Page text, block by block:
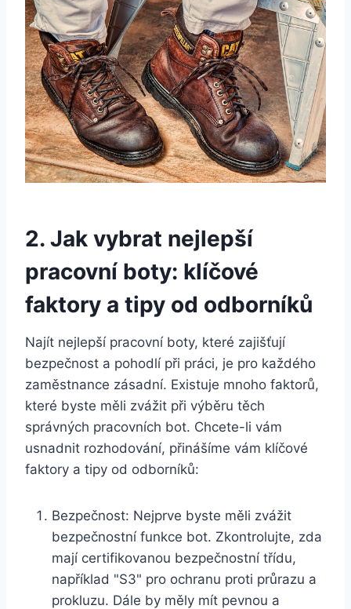
2. Jak⁤ vybrat nejlepší
pracovní⁢ boty:⁢ klíčové
faktory a tipy od⁤ odborníků
Najít nejlepší pracovní boty, které​ zajišťují
bezpečnost a ⁢pohodlí⁤ při práci, je⁢ pro každého
zaměstnance zásadní. Existuje mnoho⁤ faktorů,
které‍ byste měli ⁢zvážit ‌při ‌výběru těch ​
správných pracovních bot. Chcete-li vám
usnadnit ‍rozhodování, ⁢přinášíme ⁤vám klíčové‍
faktory a ‍tipy od odborníků:
Bezpečnost: ⁣Nejprve ‌byste měli⁤ zvážit
‍bezpečnostní funkce bot. Zkontrolujte, zda
mají certifikovanou bezpečnostní třídu,
⁢například "S3" pro ⁣ochranu‍ proti průrazu a
prokluzu.‍ Dále‌ by měly⁤ mít pevnou a